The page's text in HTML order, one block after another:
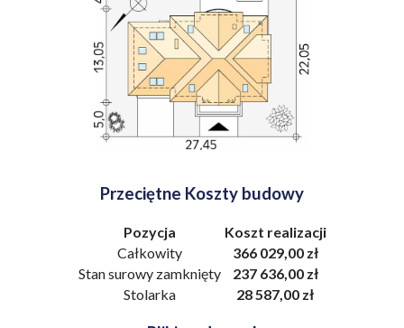
Przeciętne Koszty budowy
Pozycja
Koszt realizacji
Całkowity
366 029,00 zł
Stan surowy zamknięty
237 636,00 zł
Stolarka
28 587,00 zł